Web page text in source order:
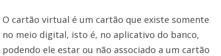
O cartão virtual é um cartão que existe somente
no meio digital, isto é, no aplicativo do banco,
podendo ele estar ou não associado a um cartão